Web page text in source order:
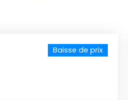
Baisse de prix